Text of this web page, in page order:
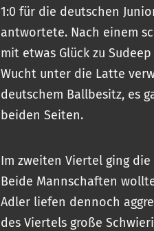
1:0 für die deutschen
antwortete. Nach einem
mit etwas Glück zu
Wucht unter die Latte
deutschem Ballbesitz, es
beiden Seiten.
Im zweiten Viertel ging
Beide Mannschaften
Adler liefen dennoch
des Viertels große